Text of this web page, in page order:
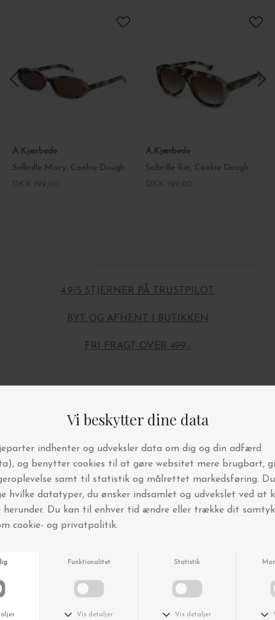
A.Kjærbede
Solbrille Macy, Cookie Dough
A.Kjærbede
Solbrille Rio, Cookie Dough
4.9/5 STJERNER PÅ TRUSTPILOT
BYT OG AFHENT I BUTIKKEN
FRI FRAGT OVER 499,-
Andre købte også